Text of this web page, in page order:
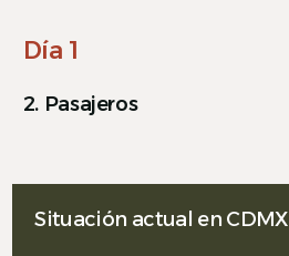
Día 1
2. Pasajeros
Situación actual en CDMX